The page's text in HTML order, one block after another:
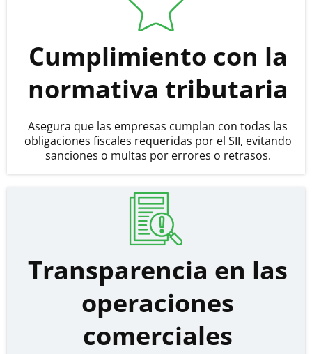
Cumplimiento con la
normativa tributaria
Asegura que las empresas cumplan con todas las
obligaciones fiscales requeridas por el SII, evitando
sanciones o multas por errores o retrasos.
Transparencia en las
operaciones
comerciales